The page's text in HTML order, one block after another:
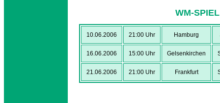
WM-
10.06.2006 21:00 Uhr Hamburg
16.06.2006 15:00 Uhr Gelsenkirchen
21.06.2006 21:00 Uhr Frankfurt